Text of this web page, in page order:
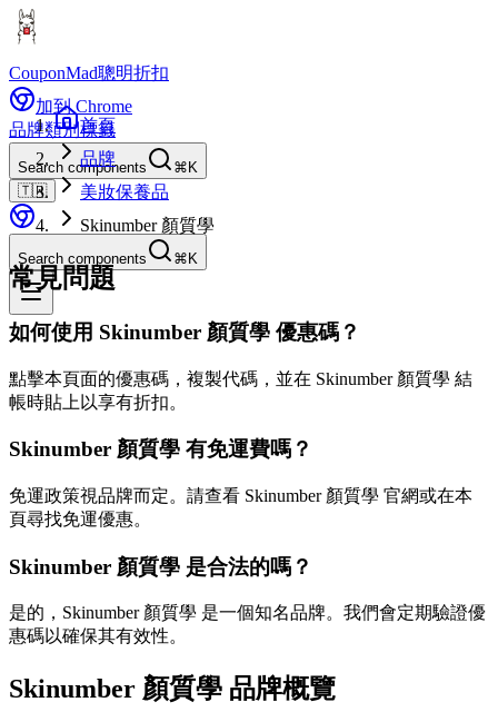
CouponMad聰明折扣
加到 Chrome
品牌類別標籤
Search components
⌘K
🇹🇼
Search components ⌘K
首頁
品牌
美妝保養品
Skinumber 顏質學
常見問題
如何使用 Skinumber 顏質學 優惠碼？
點擊本頁面的優惠碼，複製代碼，並在 Skinumber 顏質學 結
帳時貼上以享有折扣。
Skinumber 顏質學 有免運費嗎？
免運政策視品牌而定。請查看 Skinumber 顏質學 官網或在本
頁尋找免運優惠。
Skinumber 顏質學 是合法的嗎？
是的，Skinumber 顏質學 是一個知名品牌。我們會定期驗證優
惠碼以確保其有效性。
Skinumber 顏質學 品牌概覽